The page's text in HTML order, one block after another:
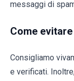
messaggi di
Come
Consigliamo
e verificati.